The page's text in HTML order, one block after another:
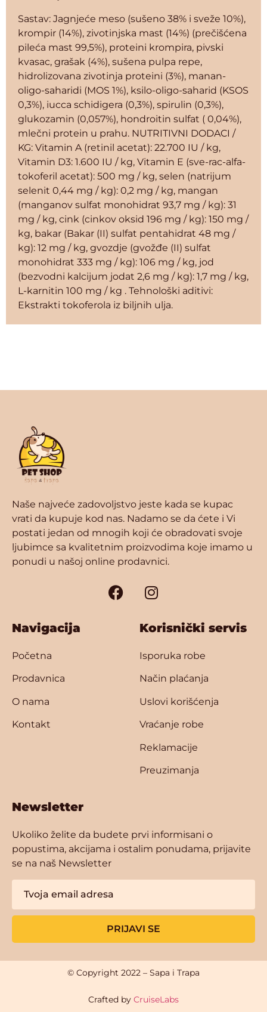
Sastav: Jagnjeće meso (sušeno 38% i sveže 10%),
krompir (14%), zivotinjska mast (14%) (prečišćena
pileća mast 99,5%), proteini krompira, pivski
kvasac, grašak (4%), sušena pulpa repe,
hidrolizovana zivotinja proteini (3%), manan-
oligo-saharidi (MOS 1%), ksilo-oligo-saharid (KSOS
0,3%), iucca schidigera (0,3%), spirulin (0,3%),
glukozamin (0,057%), hondroitin sulfat ( 0,04%),
mlečni protein u prahu. NUTRITIVNI DODACI /
KG: Vitamin A (retinil acetat): 22.700 IU / kg,
Vitamin D3: 1.600 IU / kg, Vitamin E (sve-rac-alfa-
tokoferil acetat): 500 mg / kg, selen (natrijum
selenit 0,44 mg / kg): 0,2 mg / kg, mangan
(manganov sulfat monohidrat 93,7 mg / kg): 31
mg / kg, cink (cinkov oksid 196 mg / kg): 150 mg /
kg, bakar (Bakar (II) sulfat pentahidrat 48 mg /
kg): 12 mg / kg, gvozdje (gvožđe (II) sulfat
monohidrat 333 mg / kg): 106 mg / kg, jod
(bezvodni kalcijum jodat 2,6 mg / kg): 1,7 mg / kg,
L-karnitin 100 mg / kg . Tehnološki aditivi:
Ekstrakti tokoferola iz biljnih ulja.
Naše najveće zadovoljstvo jeste kada se kupac
vrati da kupuje kod nas. Nadamo se da ćete i Vi
postati jedan od mnogih koji će obradovati svoje
ljubimce sa kvalitetnim proizvodima koje imamo u
ponudi u našoj online prodavnici.
Navigacija
Početna
Prodavnica
O nama
Kontakt
Korisnički servis
Isporuka robe
Način plaćanja
Uslovi korišćenja
Vraćanje robe
Reklamacije
Preuzimanja
Newsletter
Ukoliko želite da budete prvi informisani o
popustima, akcijama i ostalim ponudama, prijavite
se na naš Newsletter
PRIJAVI SE
© Copyright 2022 – Sapa i Trapa
Crafted by CruiseLabs